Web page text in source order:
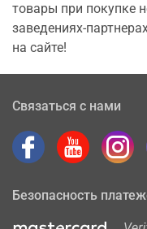
товары при покупке
заведениях-
на сайте!
Связаться с нами
Безопасность